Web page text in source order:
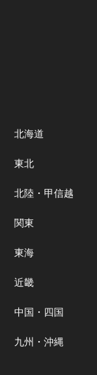
北海道
東北
北陸・甲信越
関東
東海
近畿
中国・四国
九州・沖縄